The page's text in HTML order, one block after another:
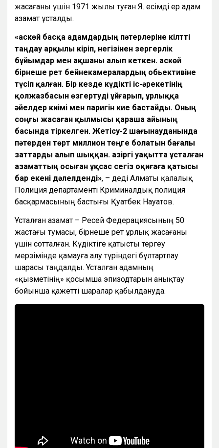
жасағаны үшін 1971 жылы туған Я. есімді ер адам
азамат ұсталды.
«Қаскөй басқа адамдардың пәтерлеріне кілтті
таңдау арқылы кіріп, негізінен зергерлік
бұйымдар мен ақшаны алып кеткен. Қаскөй
бірнеше рет бейнекамералардың обьективіне
түсіп қалған. Бір кезде күдікті іс-әрекетінің
қолжазбасын өзгертуді ұйғарып, ұрлыққа
әйелдер киімі мен паригін кие бастайды. Оның
соңғы жасаған қылмысы қараша айының
басында тіркелген. Жетісу-2 шағынауданында
пәтерден төрт миллион теңге болатын бағалы
заттарды алып шыққан. Қазіргі уақытта ұсталған
азаматтың осыған ұқсас сегіз оқиғаға қатысы
бар екені дәлелденді», – деді Алматы қалалық
Полиция департаменті Криминалдық полиция
басқармасының бастығы Қуатбек Науатов.
Ұсталған азамат – Ресей Федерациясының 50
жастағы тумасы, бірнеше рет ұрлық жасағаны
үшін сотталған. Күдіктіге қатысты тергеу
мерзімінде қамауға алу түріндегі бұлтартпау
шарасы таңдалды. Ұсталған адамның
«қызметінің» қосымша эпизодтарын анықтау
бойынша қажетті шаралар қабылдануда.